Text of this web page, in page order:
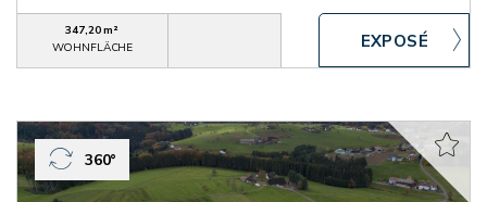
347,20 m²
WOHNFLÄCHE
360°